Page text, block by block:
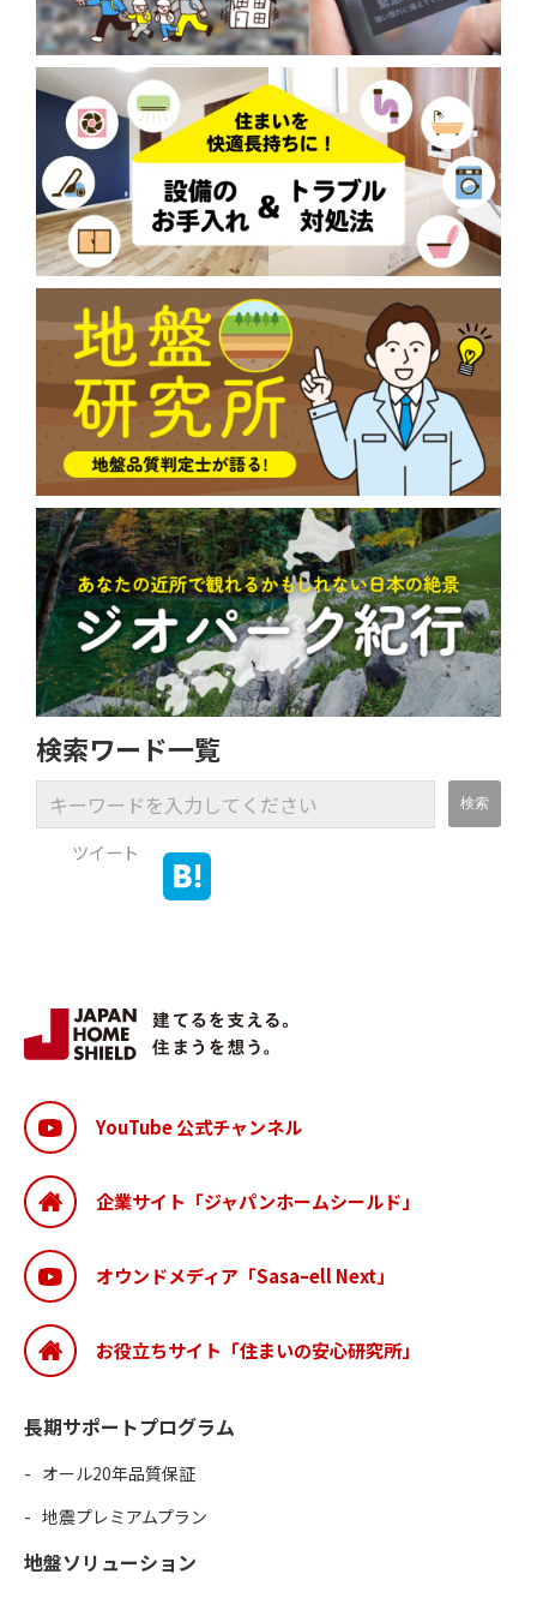
検索ワード一覧
ツイート
YouTube 公式チャンネル
企業サイト「ジャパンホームシールド」
オウンドメディア「Sasaｰell Next」
お役立ちサイト「住まいの安心研究所」
長期サポートプログラム
オール20年品質保証
地震プレミアムプラン
地盤ソリューション